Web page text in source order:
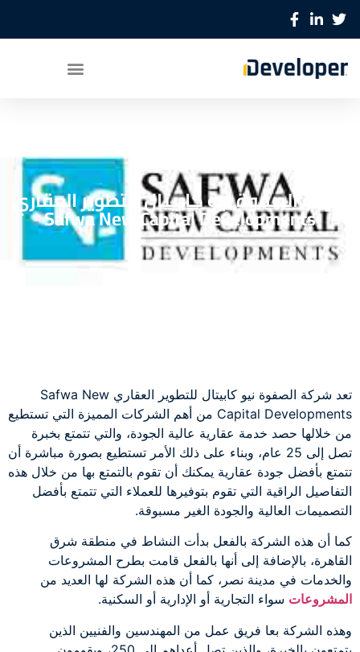
شركة الصفوة نيو كابيتال للتطوير العقاري
Safwa New Capital Developments
تعد شركة الصفوة نيو كابيتال للتطوير العقاري Safwa New
Capital Developments من أهم الشركات المميزة التي تستطيع
من خلالها حصد خدمة عقارية عالية الجودة، والتي تتمتع بخبرة
تصل إلى 25 عام، وبناء على ذلك الأمر تستطيع بصورة مباشرة أن
تتمتع بأفضل جودة عقارية يمكنك أن تقوم بالتمتع بها من خلال هذه
التفاصيل الراقية التي تقوم بتوفيرها للعملاء التي تتمتع بأفضل
التصميمات العالية والجودة الغير مسبوقة.
كما أن هذه الشركة بالفعل بدأت النشاط في منطقة شرق
القاهرة، بالإضافة إلى أنها بالفعل قامت بطرح المشروعات
والخدمات في مدينة نصر، كما أن هذه الشركة لها العديد من
المشروعات سواء التجارية أو الإدارية أو السكنية.
وهذه الشركة بعا فريق عمل من المهندسين والفنيين الذين